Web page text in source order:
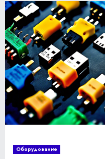
Оборудование